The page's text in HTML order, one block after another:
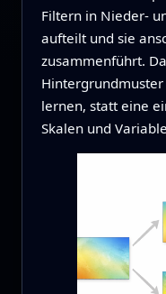
Filtern in Nieder-
aufteilt und sie
zusammenführt.
lernen, statt eine
Skalen und